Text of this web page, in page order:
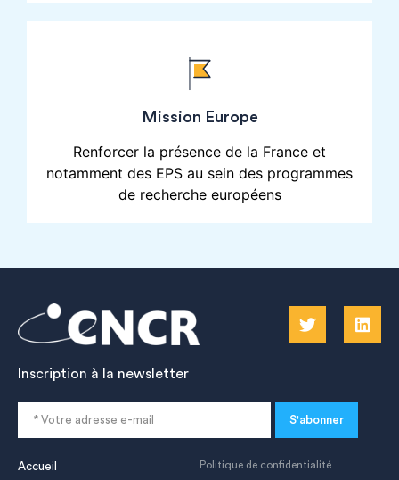
Mission Europe
Renforcer la présence de la France et
notamment des EPS au sein des programmes
de recherche européens
Politique de confidentialité
Accueil
Inscription à la newsletter
S'abonner